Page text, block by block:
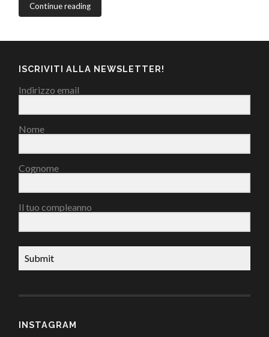
Continue reading
ISCRIVITI ALLA NEWSLETTER!
Indirizzo email
Nome
Cognome
Il tuo compleanno
Submit
INSTAGRAM